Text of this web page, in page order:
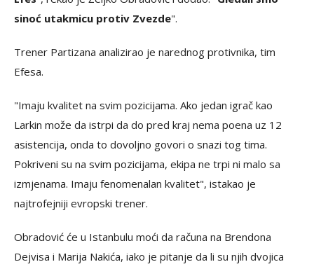
sinoć utakmicu protiv Zvezde".
Trener Partizana analizirao je narednog protivnika, tim
Efesa.
"Imaju kvalitet na svim pozicijama. Ako jedan igrač kao
Larkin može da istrpi da do pred kraj nema poena uz 12
asistencija, onda to dovoljno govori o snazi tog tima.
Pokriveni su na svim pozicijama, ekipa ne trpi ni malo sa
izmjenama. Imaju fenomenalan kvalitet", istakao je
najtrofejniji evropski trener.
Obradović će u Istanbulu moći da računa na Brendona
Dejvisa i Marija Nakića, iako je pitanje da li su njih dvojica